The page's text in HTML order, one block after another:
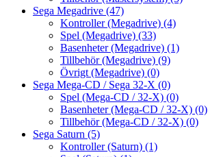
Sega Megadrive (47)
Kontroller (Megadrive) (4)
Spel (Megadrive) (33)
Basenheter (Megadrive) (1)
Tillbehör (Megadrive) (9)
Övrigt (Megadrive) (0)
Sega Mega-CD / Sega 32-X (0)
Spel (Mega-CD / 32-X) (0)
Basenheter (Mega-CD / 32-X) (0)
Tillbehör (Mega-CD / 32-X) (0)
Sega Saturn (5)
Kontroller (Saturn) (1)